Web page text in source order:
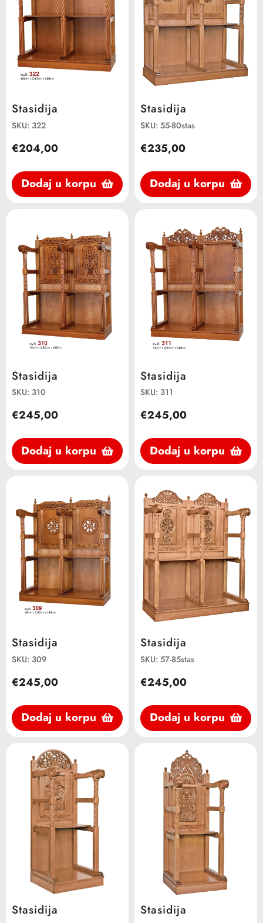
Stasidija
SKU: 322
€204,00
Dodaj u korpu
Stasidija
SKU: 55-80stas
€235,00
Dodaj u korpu
Stasidija
SKU: 310
€245,00
Dodaj u korpu
Stasidija
SKU: 311
€245,00
Dodaj u korpu
Stasidija
SKU: 309
€245,00
Dodaj u korpu
Stasidija
SKU: 57-85stas
€245,00
Dodaj u korpu
Stasidija Stasidija